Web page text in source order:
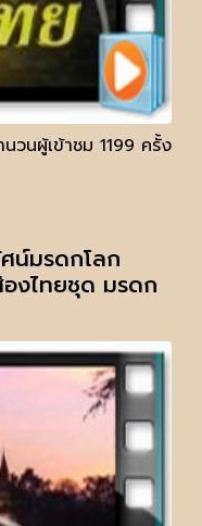
นวนผู้เข้าชม 1199 ครั้ง
น์มรดกโลก
องไทยชุด มรดก